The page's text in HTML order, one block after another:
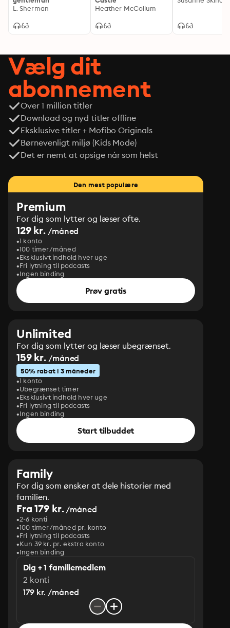
L. Sherman
Heather McCollum
Vælg dit
abonnement
Over 1 million titler
Download og nyd titler offline
Eksklusive titler + Mofibo Originals
Børnevenligt miljø (Kids Mode)
Det er nemt at opsige når som helst
Den mest populære
Premium
For dig som lytter og læser ofte.
129 kr. /måned
1 konto
100 timer/måned
Eksklusivt indhold hver uge
Fri lytning til podcasts
Ingen binding
Prøv gratis
Unlimited
For dig som lytter og læser ubegrænset.
159 kr. /måned
50% rabat i 3 måneder
1 konto
Ubegrænset timer
Eksklusivt indhold hver uge
Fri lytning til podcasts
Ingen binding
Start tilbuddet
Family
For dig som ønsker at dele historier med
familien.
Fra 179 kr./måned
2-6 konti
100 timer/måned pr. konto
Fri lytning til podcasts
Kun 39 kr. pr. ekstra konto
Ingen binding
Dig + 1 familiemedlem
2 konti
179 kr. /måned